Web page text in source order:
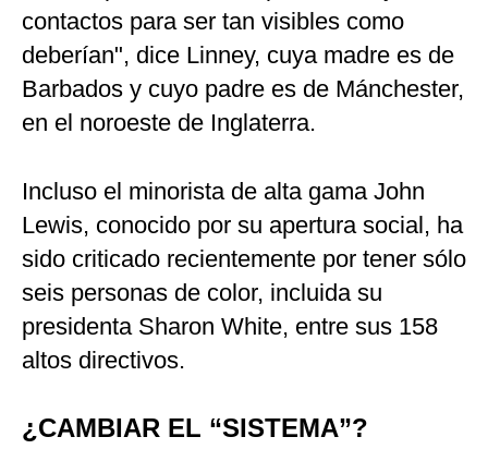
contactos para ser tan visibles como
deberían", dice Linney, cuya madre es de
Barbados y cuyo padre es de Mánchester,
en el noroeste de Inglaterra.
Incluso el minorista de alta gama John
Lewis, conocido por su apertura social, ha
sido criticado recientemente por tener sólo
seis personas de color, incluida su
presidenta Sharon White, entre sus 158
altos directivos.
¿CAMBIAR EL “SISTEMA”?